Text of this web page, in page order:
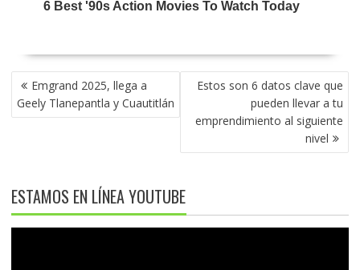
NAVEGACIÓN
DE
ENTRADAS
Emgrand 2025, llega a
Geely Tlanepantla y Cuautitlán
Estos son 6 datos clave que
pueden llevar a tu
emprendimiento al siguiente
nivel
ESTAMOS EN LÍNEA YOUTUBE